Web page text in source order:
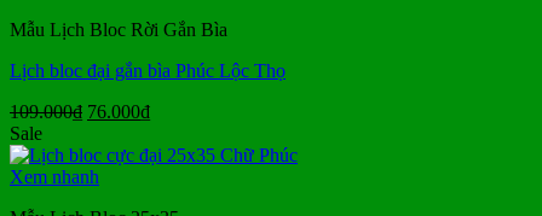
Mẫu Lịch Bloc Rời Gắn Bìa
Lịch bloc đại gắn bìa Phúc Lộc Thọ
109.000₫ Giá
là:
109.000₫.
76.000₫Giá
tại
Sale
Xem nhanh